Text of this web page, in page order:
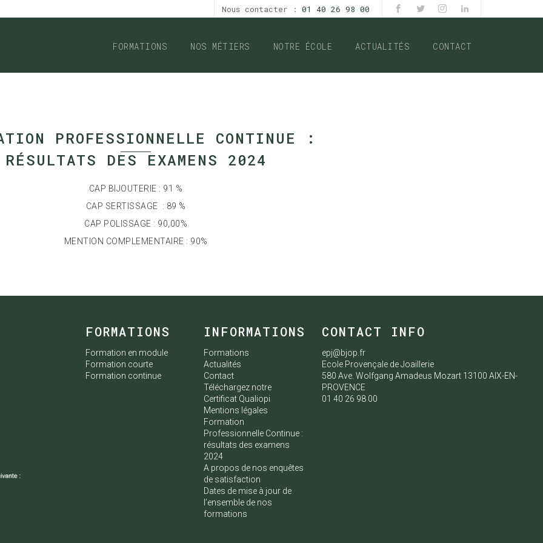
Nous contacter : 01 40 26 98 00
FORMATIONS NOS MÉTIERS NOTRE ÉCOLE ACTUALITÉS CONTACT
PROFESSIONNELLE CONTINUE :
RÉSULTATS DES EXAMENS 2024
CAP BIJOUTERIE : 91 %
CAP SERTISSAGE : 89 %
CAP POLISSAGE : 90,00%
MENTION COMPLEMENTAIRE : 90%
FORMATIONS
Formation en module
Formation courte
Formation continue
INFORMATIONS
Formations
Actualités
Contact
Téléchargez notre
Certificat Qualiopi
Mentions légales
Formation
Professionnelle Continue :
résultats des examens
2024
A propos de nos enquêtes
de satisfaction
Dates de mise à jour de
l’ensemble de nos
formations
CONTACT INFO
epj@bjop.fr
Ecole Provençale de Joaillerie
580 Ave. Wolfgang Amadeus Mozart 13100 AIX-EN-
PROVENCE
01 40 26 98 00